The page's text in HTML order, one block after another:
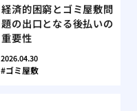
経済的困窮とゴミ屋敷問
題の出口となる後払いの
重要性
2026.04.30
ゴミ屋敷